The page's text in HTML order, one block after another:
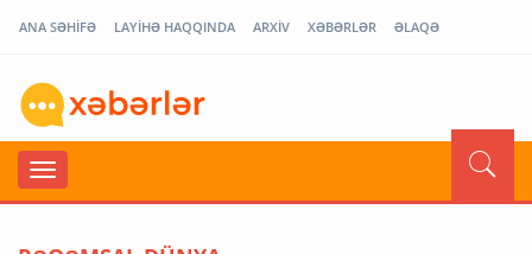
ANA SƏHİFƏ LAYİHƏ HAQQINDA ARXİV XƏBƏRLƏR ƏLAQƏ